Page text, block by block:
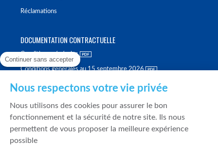
Réclamations
DOCUMENTATION CONTRACTUELLE
Conditions générales
Conditions générales au 15 septembre 2026
Politique de meilleure sélection
Politique de durabilité
Fonds de garantie des dépôts et de résolution
Continuer sans accepter
Nous respectons votre vie privée
Nous utilisons des cookies pour assurer le bon
fonctionnement et la sécurité de notre site. Ils nous
permettent de vous proposer la meilleure expérience
possible